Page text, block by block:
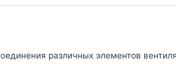
различных элементов